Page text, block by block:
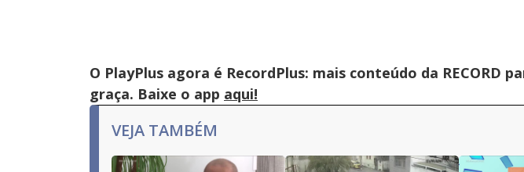
O PlayPlus agora é RecordPlus: mais conteúdo da RECORD
graça. Baixe o app aqui!
VEJA TAMBÉM